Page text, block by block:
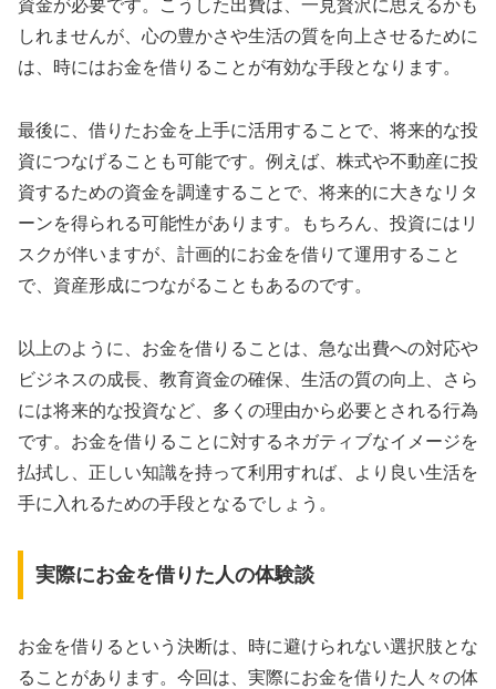
資金が必要です。こうした出費は、一見贅沢に思えるかも
しれませんが、心の豊かさや生活の質を向上させるために
は、時にはお金を借りることが有効な手段となります。
最後に、借りたお金を上手に活用することで、将来的な投
資につなげることも可能です。例えば、株式や不動産に投
資するための資金を調達することで、将来的に大きなリタ
ーンを得られる可能性があります。もちろん、投資にはリ
スクが伴いますが、計画的にお金を借りて運用すること
で、資産形成につながることもあるのです。
以上のように、お金を借りることは、急な出費への対応や
ビジネスの成長、教育資金の確保、生活の質の向上、さら
には将来的な投資など、多くの理由から必要とされる行為
です。お金を借りることに対するネガティブなイメージを
払拭し、正しい知識を持って利用すれば、より良い生活を
手に入れるための手段となるでしょう。
実際にお金を借りた人の体験談
お金を借りるという決断は、時に避けられない選択肢とな
ることがあります。今回は、実際にお金を借りた人々の体